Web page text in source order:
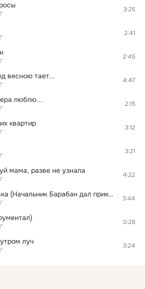
3:25
2:41
2:45
весною тает... 4:47
люблю... 2:15
квартир 3:12
3:21
мама, разве не узнала 4:22
11 Отрацаловка (Начальник Барабан дал приказ) - Заборский Александр 3:44
0:28
луч 3:24